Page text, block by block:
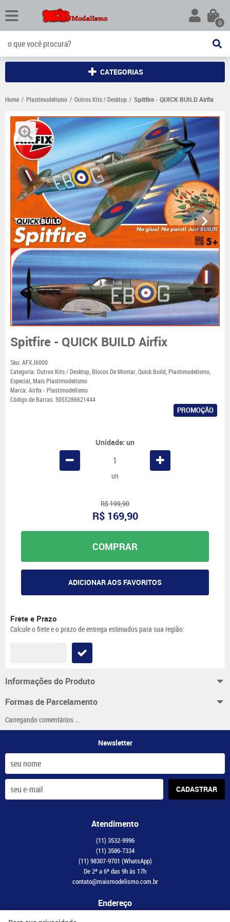
0
CATEGORIAS
Home Plastimodelismo Outros Kits / Desktop Spitfire - QUICK BUILD Airfix
Spitfire - QUICK BUILD Airfix
Sku: AFXJ6000
Categoria: Outros Kits / Desktop,Blocos De Montar,Quick Build,Plastimodelismo,
Especial,Mais Plastimodelismo
Marca: Airfix - Plastimodelismo
Código de Barras: 5055286621444
PROMOÇÃO
Unidade: un
un
R$ 199,90
R$ 169,90
COMPRAR
ADICIONAR AOS FAVORITOS
Frete e Prazo
Calcule o frete e o prazo de entrega estimados para sua região:
Informações do Produto
Formas de Parcelamento
Carregando comentários ...
Newsletter
CADASTRAR
Atendimento
(11) 3532-9996
(11) 3586-7334
(11) 98307-9701 (WhatsApp)
De 2ª a 6ª das 9h às 17h
contato@maismodelismo.com.br
Endereço
Avenida Adolfo Pinheiro, 2056, CJ 34